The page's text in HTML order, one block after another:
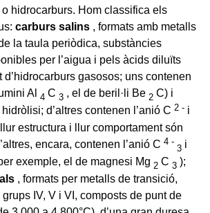
hidrocarburs. Hom classifica els
carburs salins , formats amb metalls
la taula periòdica, substàncies
per l’aigua i pels àcids diluïts
gasosos; uns contenen
Al 4 C 3 , el de beril·li Be 2 C) i
d’altres contenen l’anió C 2 - i
estructura i llur comportament són
encara, contenen l’anió C 4 -
3 i
exemple, el de magnesi Mg 2 C 3 );
, formats per metalls de transició,
IV, V i VI, composts de punt de